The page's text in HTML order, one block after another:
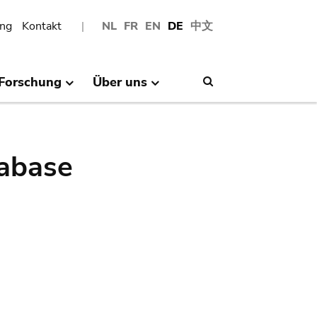
NL FR EN DE 中文
Kontakt
Über uns